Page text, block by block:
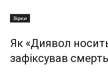
Зірки
Як «Диявол
зафіксував